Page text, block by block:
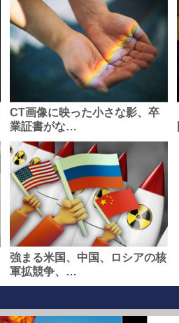
CT画像に映った小さな影、卒
業証書がな…
強まる米国、中国、ロシアの核
軍拡競争、…